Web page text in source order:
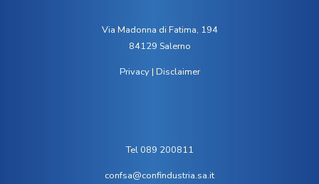
Via Madonna di Fatima, 194
84129 Salerno
Privacy| Disclaimer
Tel 089 200811
confsa@confindustria.sa.it